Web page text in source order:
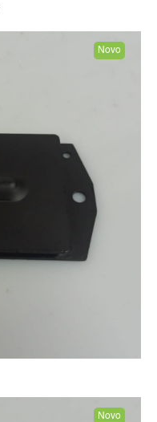
Novo
Novo